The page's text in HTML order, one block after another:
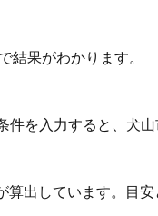
結果がわかります。
を入力すると、犬
出しています。目